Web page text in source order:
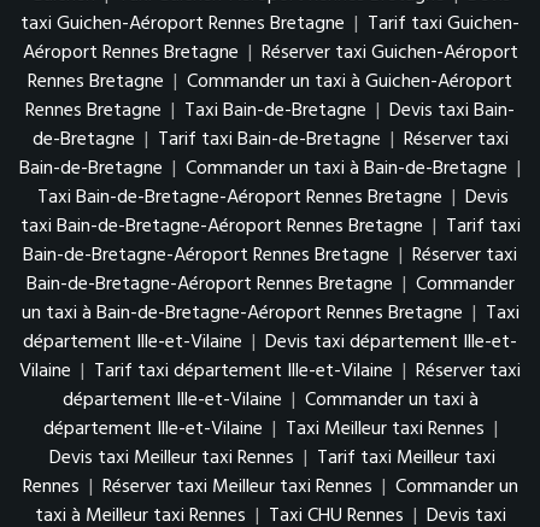
taxi Guichen-Aéroport Rennes Bretagne | Tarif taxi Guichen-
Aéroport Rennes Bretagne | Réserver taxi Guichen-Aéroport
Rennes Bretagne | Commander un taxi à Guichen-Aéroport
Rennes Bretagne | Taxi Bain-de-Bretagne | Devis taxi Bain-
de-Bretagne | Tarif taxi Bain-de-Bretagne | Réserver taxi
Bain-de-Bretagne | Commander un taxi à Bain-de-Bretagne |
Taxi Bain-de-Bretagne-Aéroport Rennes Bretagne | Devis
taxi Bain-de-Bretagne-Aéroport Rennes Bretagne | Tarif taxi
Bain-de-Bretagne-Aéroport Rennes Bretagne | Réserver taxi
Bain-de-Bretagne-Aéroport Rennes Bretagne | Commander
un taxi à Bain-de-Bretagne-Aéroport Rennes Bretagne | Taxi
département Ille-et-Vilaine | Devis taxi département Ille-et-
Vilaine | Tarif taxi département Ille-et-Vilaine | Réserver taxi
département Ille-et-Vilaine | Commander un taxi à
département Ille-et-Vilaine | Taxi Meilleur taxi Rennes |
Devis taxi Meilleur taxi Rennes | Tarif taxi Meilleur taxi
Rennes | Réserver taxi Meilleur taxi Rennes | Commander un
taxi à Meilleur taxi Rennes | Taxi CHU Rennes | Devis taxi